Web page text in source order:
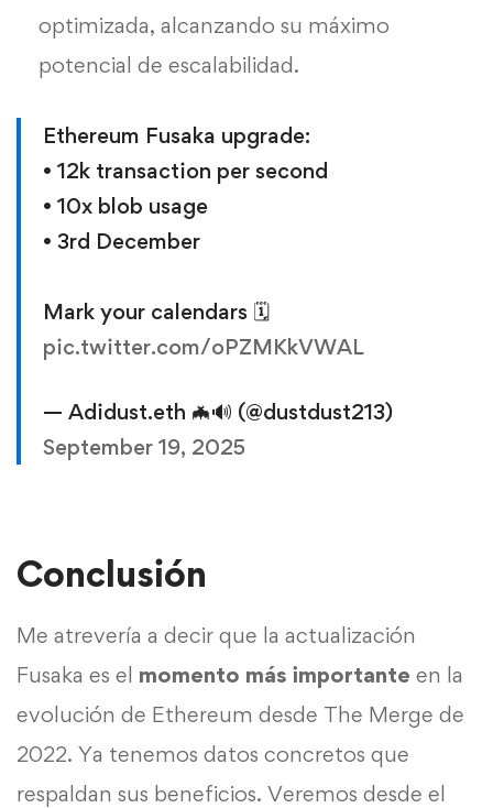
optimizada, alcanzando su máximo
potencial de escalabilidad.
Ethereum Fusaka upgrade:
• 12k transaction per second
• 10x blob usage
• 3rd December
Mark your calendars 🗓️
pic.twitter.com/oPZMKkVWAL
— Adidust.eth 🦇🔊 (@dustdust213)
September 19, 2025
Conclusión
Me atrevería a decir que la actualización
Fusaka es el momento más importante en la
evolución de Ethereum desde The Merge de
2022. Ya tenemos datos concretos que
respaldan sus beneficios. Veremos desde el